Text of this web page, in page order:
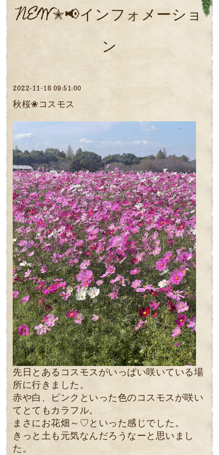
NEW✭📢インフォメーショ
ン
2022-11-18 09:51:00
秋桜❀コスモス
先日とあるコスモスがいっぱい咲いている場
所に行きました。
赤や白、ピンクといった色のコスモスが咲い
てとてもカラフル。
まさにお花畑～♡といった感じでした。
きっと土も元気なんだろうなーと思いまし
た。